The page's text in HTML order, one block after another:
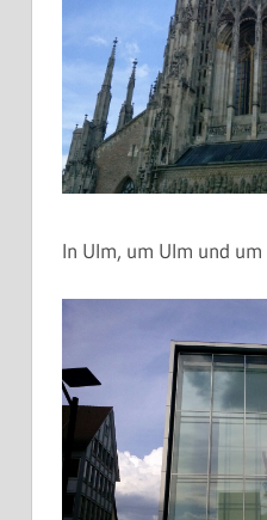
In Ulm, um Ulm und